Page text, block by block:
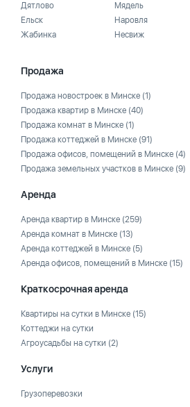
Дятлово
Ельск
Жабинка
Мядель
Наровля
Несвиж
Продажа
Продажа новостроек в Минске (1)
Продажа квартир в Минске (40)
Продажа комнат в Минске (1)
Продажа коттеджей в Минске (91)
Продажа офисов, помещений в Минске (4)
Продажа земельных участков в Минске (9)
Аренда
Аренда квартир в Минске (259)
Аренда комнат в Минске (13)
Аренда коттеджей в Минске (5)
Аренда офисов, помещений в Минске (15)
Краткосрочная аренда
Квартиры на сутки в Минске (15)
Коттеджи на сутки
Агроусадьбы на сутки (2)
Услуги
Грузоперевозки